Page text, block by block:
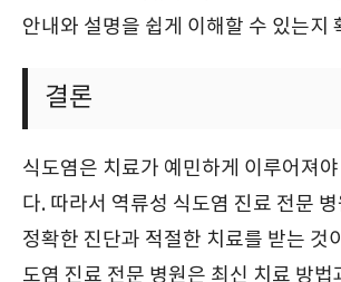
안내와 설명을 쉽게 이해할 수 있는지
결론
식도염은 치료가 예민하게 이루어져야
다. 따라서 역류성 식도염 진료 전문
정확한 진단과 적절한 치료를 받는 것
도염 진료 전문 병원은 최신 치료 방법